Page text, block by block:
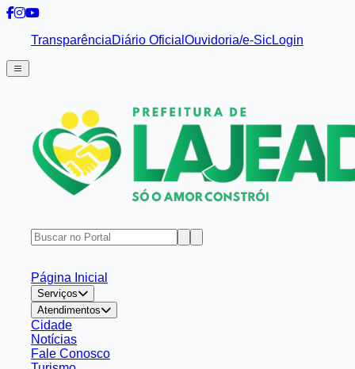
TransparênciaDiário Oficial Ouvidoria/e-SicLogin
Página Inicial
Serviços
Atendimentos
Cidade
Notícias
Fale Conosco